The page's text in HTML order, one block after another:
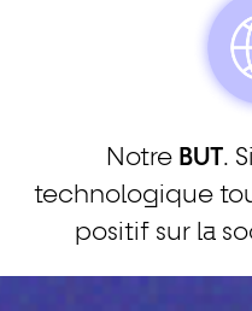
Notre BUT.
technologique
positif sur la